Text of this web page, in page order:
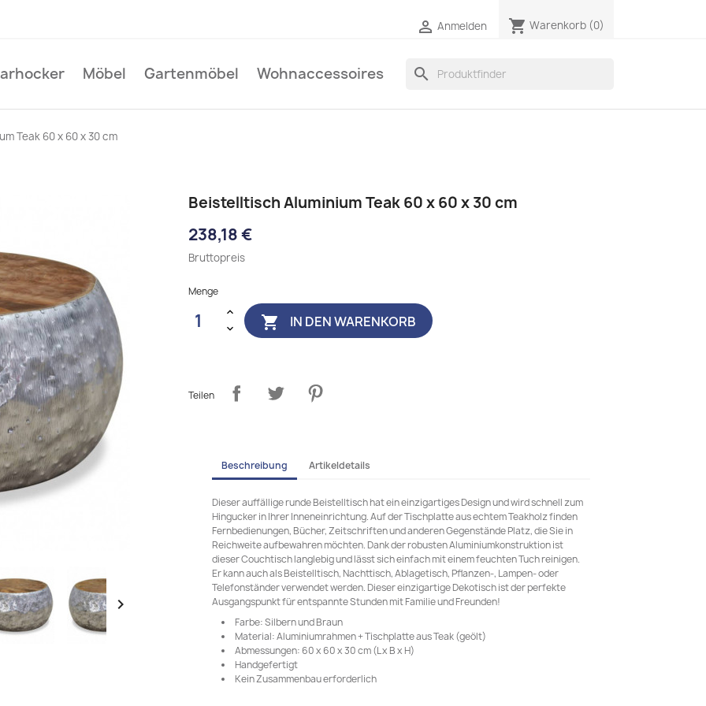
 Anmelden shopping_cart Warenkorb (0)
Möbel Gartenmöbel Wohnaccessoires search
Teak 60 x 60 x 30 cm

Beistelltisch Aluminium Teak 60 x 60 x 30 cm
238,18 €
Bruttopreis
Menge
 IN DEN WARENKORB
Teilen
Beschreibung Artikeldetails
Dieser auffällige runde Beistelltisch hat ein einzigartiges Design und wird schnell zum
Hingucker in Ihrer Inneneinrichtung. Auf der Tischplatte aus echtem Teakholz finden
Fernbedienungen, Bücher, Zeitschriften und anderen Gegenstände Platz, die Sie in
Reichweite aufbewahren möchten. Dank der robusten Aluminiumkonstruktion ist
dieser Couchtisch langlebig und lässt sich einfach mit einem feuchten Tuch reinigen.
Er kann auch als Beistelltisch, Nachttisch, Ablagetisch, Pflanzen-, Lampen- oder
Telefonständer verwendet werden. Dieser einzigartige Dekotisch ist der perfekte
Ausgangspunkt für entspannte Stunden mit Familie und Freunden!
Farbe: Silbern und Braun
Material: Aluminiumrahmen + Tischplatte aus Teak (geölt)
Abmessungen: 60 x 60 x 30 cm (L x B x H)
Handgefertigt
Kein Zusammenbau erforderlich